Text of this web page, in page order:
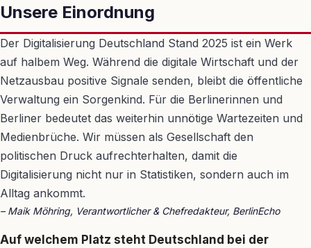
Unsere Einordnung
Der Digitalisierung Deutschland Stand 2025 ist ein Werk
auf halbem Weg. Während die digitale Wirtschaft und der
Netzausbau positive Signale senden, bleibt die öffentliche
Verwaltung ein Sorgenkind. Für die Berlinerinnen und
Berliner bedeutet das weiterhin unnötige Wartezeiten und
Medienbrüche. Wir müssen als Gesellschaft den
politischen Druck aufrechterhalten, damit die
Digitalisierung nicht nur in Statistiken, sondern auch im
Alltag ankommt.
– Maik Möhring, Verantwortlicher & Chefredakteur, BerlinEcho
Auf welchem Platz steht Deutschland bei der